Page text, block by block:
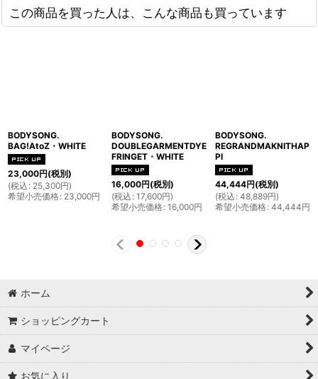
この商品を買った人は、こんな商品も買っています
BODYSONG.
BAG!AtoZ・WHITE
23,000円(税別)
(税込 : 25,300円)
希望小売価格: 23,000円
BODYSONG.
DOUBLEGARMENTDYE
FRINGET・WHITE
16,000円(税別)
(税込 : 17,600円)
希望小売価格: 16,000円
BODYSONG.
REGRANDMAKNITHAP
PI
44,444円(税別)
(税込 : 48,889円)
希望小売価格: 44,444円
ホーム
ショッピングカート
マイページ
お気に入り